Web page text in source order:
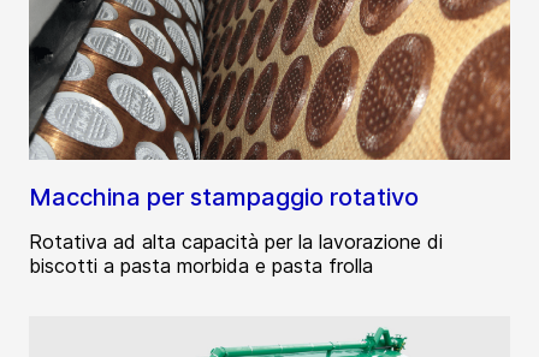
Macchina per stampaggio rotativo
Rotativa ad alta capacità per la lavorazione di
biscotti a pasta morbida e pasta frolla